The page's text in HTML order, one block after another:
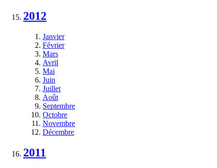
2012
Janvier
Février
Mars
Avril
Mai
Juin
Juillet
Août
Septembre
Octobre
Novembre
Décembre
2011